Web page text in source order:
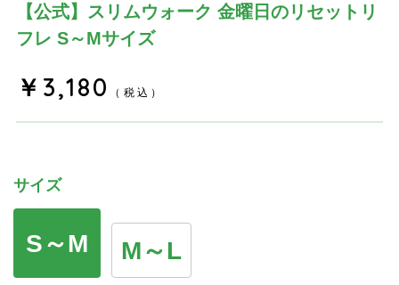
【公式】スリムウォーク 金曜日のリセットリ
フレ S～Mサイズ
￥3,180 （税込）
サイズ
S～M M～L